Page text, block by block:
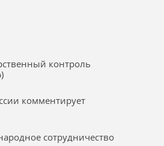
контроль
комментирует
сотрудничество